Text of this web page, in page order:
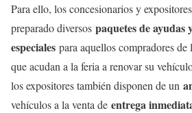
Para ello, los concesionarios y
preparado diversos paquetes de ayudas
especiales para aquellos compradores de
que acudan a la feria a renovar su
los expositores también disponen de un
vehículos a la venta de entrega